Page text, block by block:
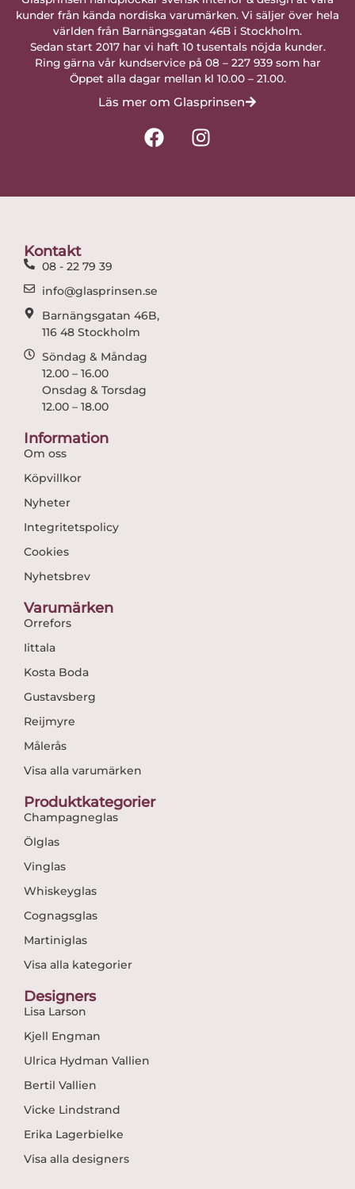
kunder från kända nordiska varumärken. Vi säljer över hela
världen från Barnängsgatan 46B i Stockholm.
Sedan start 2017 har vi haft 10 tusentals nöjda kunder.
Ring gärna vår kundservice på 08 – 227 939 som har
Öppet alla dagar mellan kl 10.00 – 21.00.
Läs mer om Glasprinsen
F
a
I
n
Kontakt
08 - 22 79 39
info@glasprinsen.se
Barnängsgatan 46B,
116 48 Stockholm
Söndag & Måndag
12.00 – 16.00
Onsdag & Torsdag
12.00 – 18.00
Information
Om oss
Köpvillkor
Nyheter
Integritetspolicy
Cookies
Nyhetsbrev
Varumärken
Orrefors
Iittala
Kosta Boda
Gustavsberg
Reijmyre
Målerås
Visa alla varumärken
Produktkategorier
Champagneglas
Ölglas
Vinglas
Whiskeyglas
Cognagsglas
Martiniglas
Visa alla kategorier
Designers
Lisa Larson
Kjell Engman
Ulrica Hydman Vallien
Bertil Vallien
Vicke Lindstrand
Erika Lagerbielke
Visa alla designers